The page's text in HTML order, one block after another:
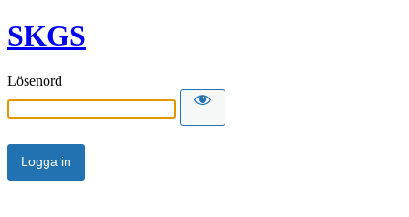
SKGS
Lösenord